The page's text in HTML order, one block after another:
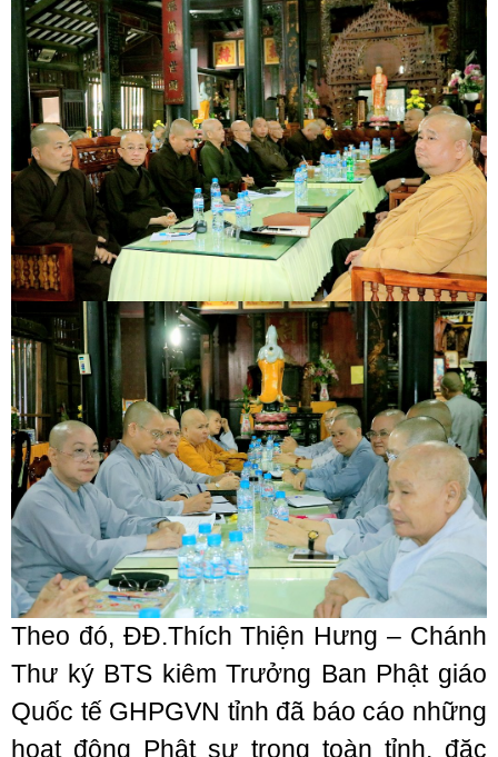
Theo đó, ĐĐ.Thích Thiện Hưng – Chánh
Thư ký BTS kiêm Trưởng Ban Phật giáo
Quốc tế GHPGVN tỉnh đã báo cáo những
hoạt động Phật sự trong toàn tỉnh, đặc